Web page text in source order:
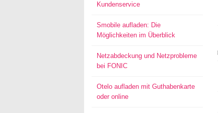
Kundenservice
Smobile aufladen: Die
Möglichkeiten im Überblick
Netzabdeckung und Netzprobleme
bei FONIC
Otelo aufladen mit Guthabenkarte
oder online